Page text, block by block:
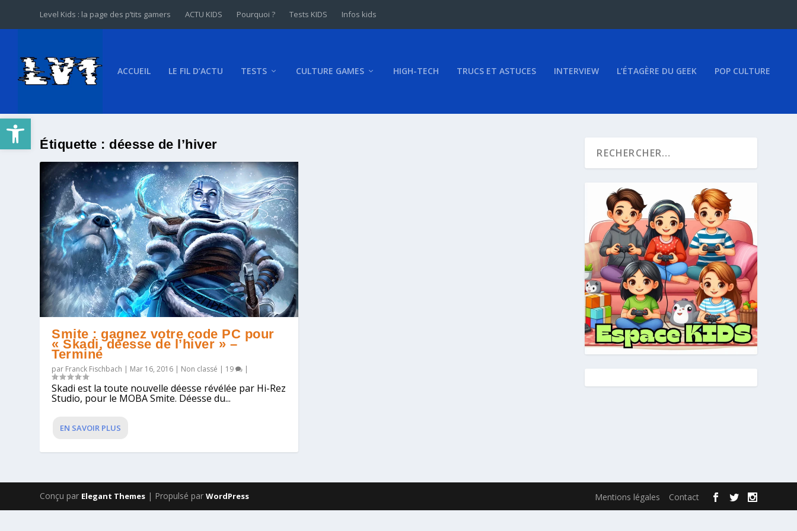
Ouvrir la barre d’outils
Level Kids : la page des p’tits gamers ACTU KIDS Pourquoi ? Tests KIDS Infos kids
ACCUEIL LE FIL D’ACTU TESTS CULTURE GAMES HIGH-TECH TRUCS ET ASTUCES INTERVIEW L’ÉTAGÈRE DU GEEK POP CULTURE
Étiquette : déesse de l’hiver
Smite : gagnez votre code PC pour
« Skadi, déesse de l’hiver » –
Terminé
par Franck Fischbach | Mar 16, 2016 | Non classé | 19 |
Skadi est la toute nouvelle déesse révélée par Hi-Rez
Studio, pour le MOBA Smite. Déesse du...
EN SAVOIR PLUS
Conçu par Elegant Themes | Propulsé parWordPress Mentions légales Contact